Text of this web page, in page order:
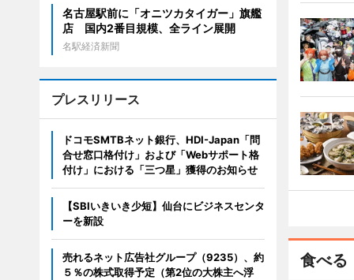
食べる
名古屋駅前に「オニツカタイガー」旗艦
店 国内2番目規模、全ライン展開
名駅経済新聞
プレスリリース
ドコモSMTBネット銀行、HDI-Japan「問
合せ窓口格付け」および「Webサポート格
付け」における「三つ星」獲得のお知らせ
【SBIいきいき少短】仙台にビジネスセンタ
ーを新設
売れるネット広告社グループ（9235）、約
５％の株式取得予定（第2位の大株主へ浮